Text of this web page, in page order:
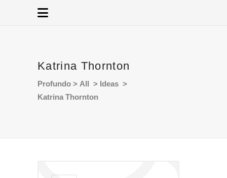
Katrina Thornton
Profundo > All > Ideas >
Katrina Thornton